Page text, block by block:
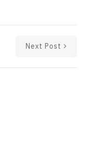
Next Post